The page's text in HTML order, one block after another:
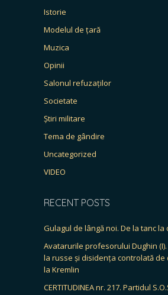
Istorie
Modelul de țară
Muzica
Opinii
Salonul refuzaților
Societate
Știri militare
Tema de gândire
Uncategorized
VIDEO
RECENT POSTS
Gulagul de lângă noi. De la tanc la
Avatarurile profesorului Dughin
la russe și disidența controlată de
la Kremlin
CERTITUDINEA nr. 217. Partidul